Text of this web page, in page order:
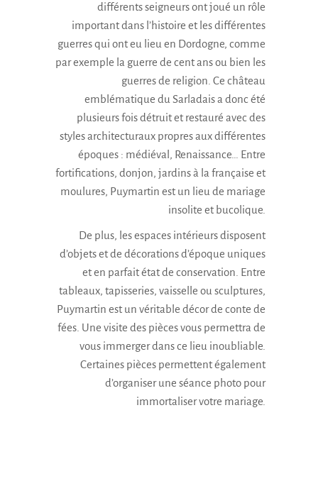
différents seigneurs ont joué un rôle
important dans l’histoire et les différentes
guerres qui ont eu lieu en Dordogne, comme
par exemple la guerre de cent ans ou bien les
guerres de religion. Ce château
emblématique du Sarladais a donc été
plusieurs fois détruit et restauré avec des
styles architecturaux propres aux différentes
époques : médiéval, Renaissance… Entre
fortifications, donjon, jardins à la française et
moulures, Puymartin est un lieu de mariage
insolite et bucolique.
De plus, les espaces intérieurs disposent
d’objets et de décorations d’époque uniques
et en parfait état de conservation. Entre
tableaux, tapisseries, vaisselle ou sculptures,
Puymartin est un véritable décor de conte de
fées. Une visite des pièces vous permettra de
vous immerger dans ce lieu inoubliable.
Certaines pièces permettent également
d’organiser une séance photo pour
immortaliser votre mariage.